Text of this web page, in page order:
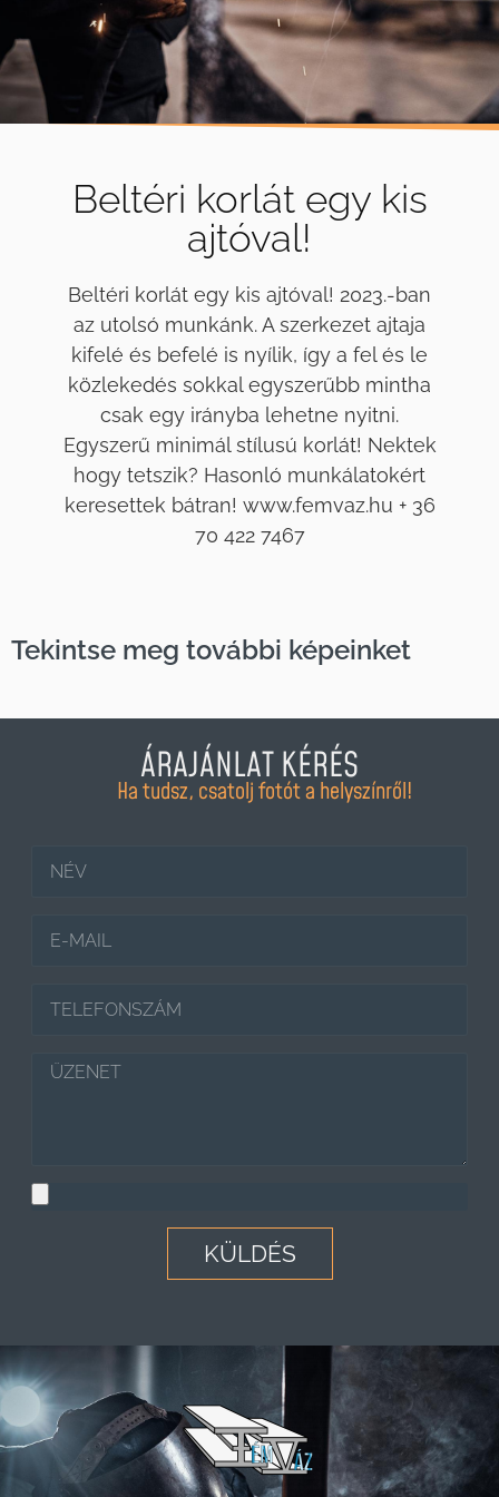
Beltéri korlát egy kis
ajtóval!
Beltéri korlát egy kis ajtóval! 2023.-ban
az utolsó munkánk. A szerkezet ajtaja
kifelé és befelé is nyílik, így a fel és le
közlekedés sokkal egyszerűbb mintha
csak egy irányba lehetne nyitni.
Egyszerű minimál stílusú korlát! Nektek
hogy tetszik? Hasonló munkálatokért
keresettek bátran! www.femvaz.hu + 36
70 422 7467
Tekintse meg további képeinket
ÁRAJÁNLAT KÉRÉS
Ha tudsz, csatolj fotót a helyszínről!
KÜLDÉS